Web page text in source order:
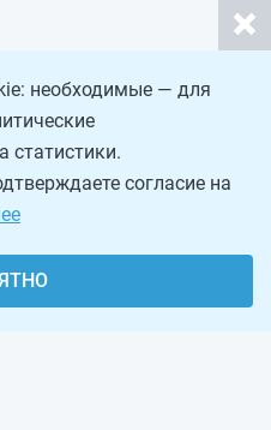
необходимые — для
статистики.
согласие на